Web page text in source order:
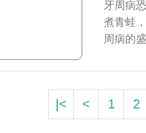
牙周病
煮青蛙
周病的
|< < 1 2